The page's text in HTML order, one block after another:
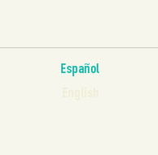
Español